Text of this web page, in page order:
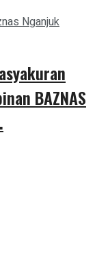
Nganjuk
BAZNAS